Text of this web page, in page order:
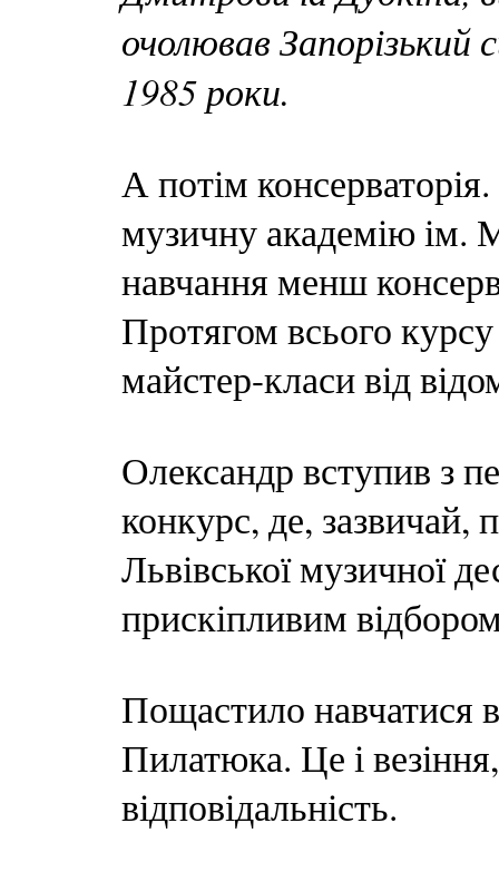
очолював
1985 роки.
А потім
музичну академію ім.
навчання менш
Протягом всього
майстер-класи від
Олександр вступив з
конкурс, де,
Львівської музичної
прискіпливим
Пощастило навчатися
Пилатюка. Це і везіння,
відповідальність.